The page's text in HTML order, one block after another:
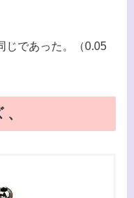
じであった。（0.05